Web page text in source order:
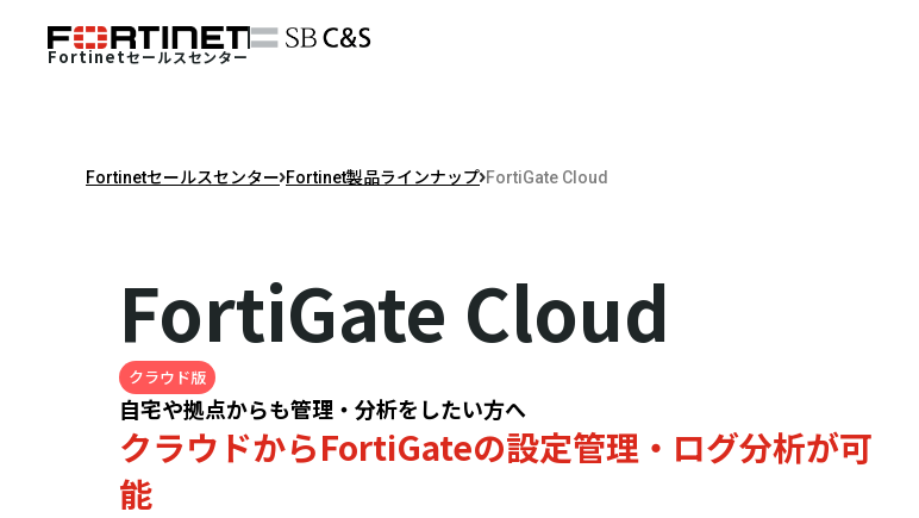
Fortinetセールスセンター
Fortinetセールスセンター Fortinet製品ラインナップ FortiGate Cloud
FortiGate Cloud
クラウド版
自宅や拠点からも管理・分析をしたい方へ
クラウドからFortiGateの設定管理・ログ分析が可
能